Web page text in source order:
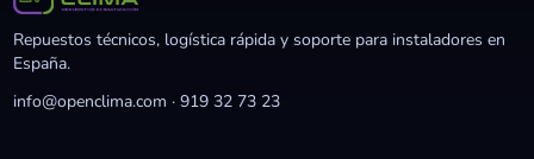
Repuestos técnicos, logística rápida y soporte para instaladores en
España.
info@openclima.com ·919 32 73 23